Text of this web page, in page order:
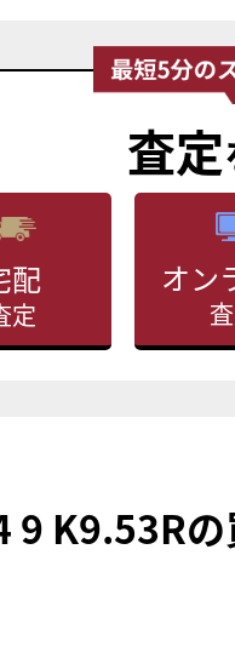
査定
配
定
オン
9 K9.53R